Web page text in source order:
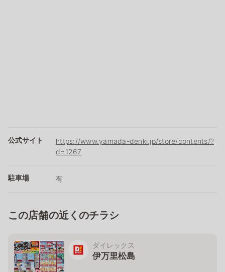
公式サイト
https://www.yamada-denki.jp/store/contents/?
d=1267
駐車場 有
この店舗の近くのチラシ
ダイレックス
伊万里松島